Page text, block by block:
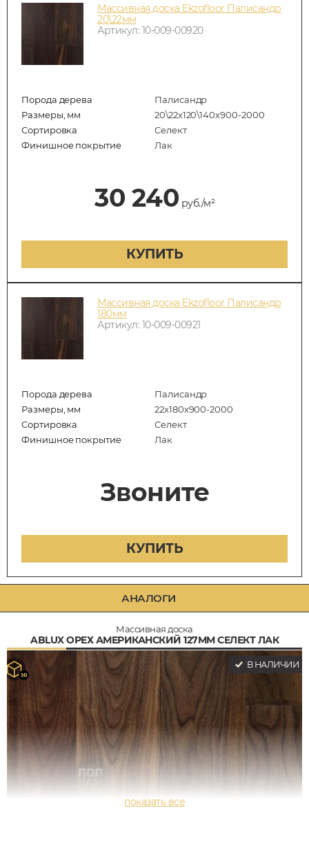
Массивная доска Ekzofloor Палисандр
20\22мм
Артикул: 10-009-00920
Порода дерева
Палисандр
Размеры, мм
20\22х120\140х900-2000
Сортировка
Селект
Финишное покрытие
Лак
30 240 руб./м²
КУПИТЬ
Массивная доска Ekzofloor Палисандр
180мм
Артикул: 10-009-00921
Порода дерева
Палисандр
Размеры, мм
22х180х900-2000
Сортировка
Селект
Финишное покрытие
Лак
Звоните
КУПИТЬ
АНАЛОГИ
Массивная доска
ABLUX ОРЕХ АМЕРИКАНСКИЙ 127ММ СЕЛЕКТ ЛАК
В НАЛИЧИИ